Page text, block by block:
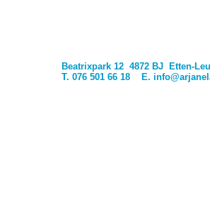
Beatrixpark 12 4872 BJ Etten-
T. 076 501 66 18 E.